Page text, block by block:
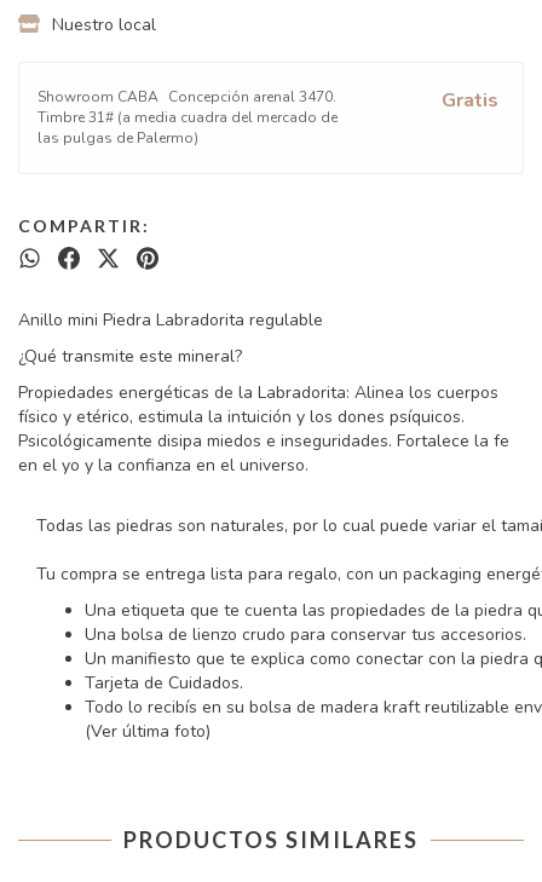
Nuestro local
Showroom CABA Concepción arenal 3470.
Timbre 31# (a media cuadra del mercado de
las pulgas de Palermo)
Gratis
COMPARTIR:
Anillo mini Piedra Labradorita regulable
¿Qué transmite este mineral?
Propiedades energéticas de la Labradorita: Alinea los cuerpos
físico y etérico, estimula la intuición y los dones psíquicos.
Psicológicamente disipa miedos e inseguridades. Fortalece la fe
en el yo y la confianza en el universo.
Todas las piedras son naturales, por lo cual puede variar el
Tu compra se entrega lista para regalo, con un packaging
Una etiqueta que te cuenta las propiedades de la piedra
Una bolsa de lienzo crudo para conservar tus accesorios.
Un manifiesto que te explica como conectar con la piedra
Tarjeta de Cuidados.
Todo lo recibís en su bolsa de madera kraft reutilizable
(Ver última foto)
PRODUCTOS SIMILARES